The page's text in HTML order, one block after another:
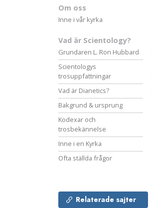
Om oss
Inne i vår kyrka
Vad är Scientology?
Grundaren L. Ron Hubbard
Scientologys
trosuppfattningar
Vad är Dianetics?
Bakgrund & ursprung
Kodexar och
trosbekännelse
Inne i en Kyrka
Ofta ställda frågor
Relaterade sajter